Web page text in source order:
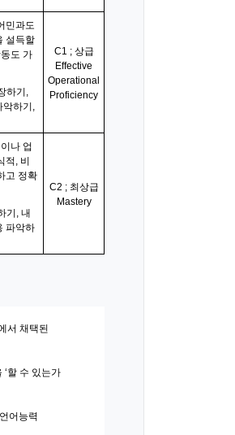
민과도
설득할
도 가
하기,
악하기,
C1 ; 상급
Effective
Operational
Proficiency
나 업
, 비
고 정확
기, 내
파악하
C2 ; 최상급
Mastery
서 채택된
할 수 있는가
어능력